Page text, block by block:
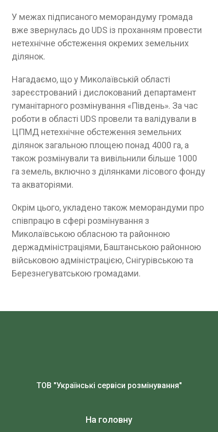
У межах підписаного меморандуму громада
вже звернулась до UDS із проханням провести
нетехнічне обстеження окремих земельних
ділянок.
Нагадаємо, що у Миколаївській області
зареєстрований і дислокований департамент
гуманітарного розмінування «Південь». За час
роботи в області UDS провели та валідували в
ЦПМД нетехнічне обстеження земельних
ділянок загальною площею понад 4000 га, а
також розмінували та вивільнили більше 1000
га земель, включно з ділянками лісового фонду
та акваторіями.
Окрім цього, укладено також меморандуми про
співпрацю в сфері розмінування з
Миколаївською обласною та районною
держадміністраціями, Баштанською районною
військовою адміністрацією, Снігурівською та
Березнегуватською громадами.
ТОВ "Українські сервіси розмінування"
На головну